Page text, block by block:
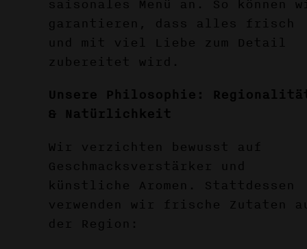
saisonales Menü an. So können
garantieren, dass alles frisch
und mit viel Liebe zum Detail
zubereitet wird.
Unsere Philosophie:
& Natürlichkeit
Wir verzichten bewusst auf
Geschmacksverstärker und
künstliche Aromen. Stattdessen
verwenden wir frische Zutaten
der Region: